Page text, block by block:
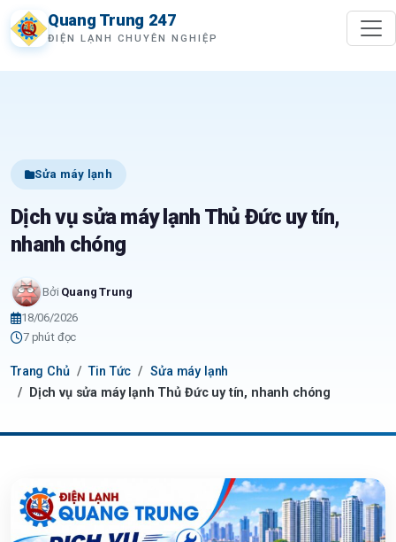
Quang Trung 247
ĐIỆN LẠNH CHUYÊN NGHIỆP
Sửa máy lạnh
Dịch vụ sửa máy lạnh Thủ Đức uy tín,
nhanh chóng
Bởi Quang Trung
18/06/2026
7 phút đọc
Trang Chủ Tin Tức
Sửa máy lạnh
Dịch vụ sửa máy lạnh Thủ Đức uy tín, nhanh chóng